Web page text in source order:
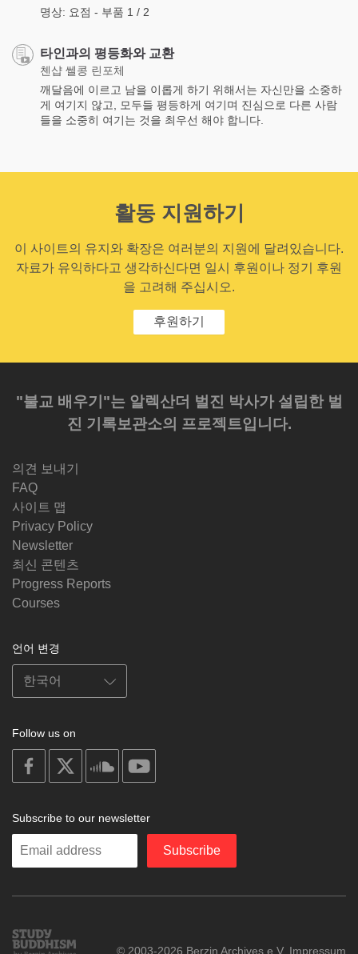
명상: 요점 - 부품 1 / 2
타인과의 평등화와 교환
첸샵 쎌콩 린포체
깨달음에 이르고 남을 이롭게 하기 위해서는 자신만을 소중하
게 여기지 않고, 모두들 평등하게 여기며 진심으로 다른 사람
들을 소중히 여기는 것을 최우선 해야 합니다.
활동 지원하기
이 사이트의 유지와 확장은 여러분의 지원에 달려있습니다.
자료가 유익하다고 생각하신다면 일시 후원이나 정기 후원
을 고려해 주십시오.
후원하기
"불교 배우기"는 알렉산더 벌진 박사가 설립한 벌
진 기록보관소의 프로젝트입니다.
의견 보내기
FAQ
사이트 맵
Privacy Policy
Newsletter
최신 콘텐츠
Progress Reports
Courses
언어 변경
Follow us on
on
facebook
soundcloud
Subscribe to our newsletter
Enter
Subscribe
Study
© 2003-2026 Berzin Archives e.V. Impressum